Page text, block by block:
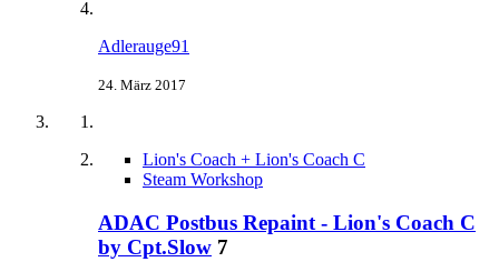
Adlerauge91
24. März 2017
Lion's Coach + Lion's Coach C
Steam Workshop
ADAC Postbus Repaint - Lion's Coach C
by Cpt.Slow 7